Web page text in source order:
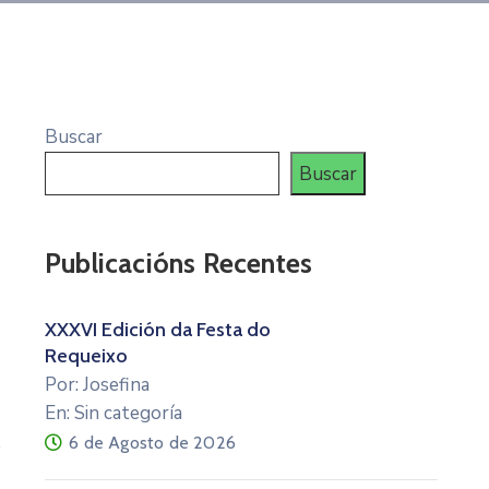
Buscar
Buscar
Publicacións Recentes
XXXVI Edición da Festa do
Requeixo
Por: Josefina
En: Sin categoría
6 de Agosto de 2026